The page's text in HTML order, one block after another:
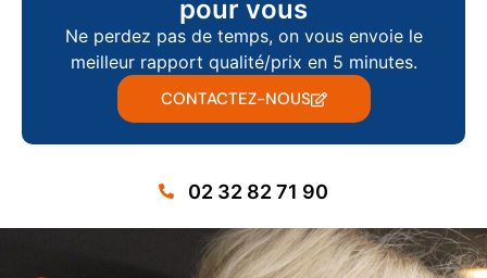
pour vous
Ne perdez pas de temps, on vous envoie le
meilleur rapport qualité/prix en 5 minutes.
CONTACTEZ-NOUS
02 32 82 71 90